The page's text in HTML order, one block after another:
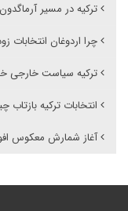
ترکیه در مسیر آرماگدون
چرا اردوغان انتخابات
ترکیه سیاست خارجی
انتخابات ترکیه
آغاز شمارش معکوس